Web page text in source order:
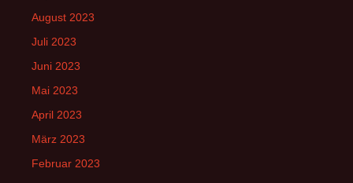
August 2023
Juli 2023
Juni 2023
Mai 2023
April 2023
März 2023
Februar 2023